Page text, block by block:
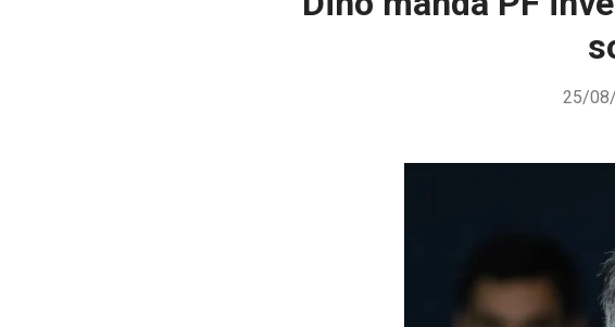
25/